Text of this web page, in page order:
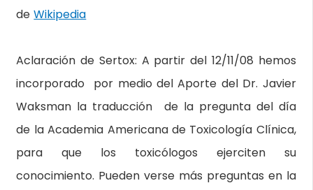
deWikipedia
Aclaración de Sertox: A partir del 12/11/08 hemos
incorporado por medio del Aporte del Dr. Javier
Waksman la traducción de la pregunta del día
de la Academia Americana de Toxicología Clínica,
para que los toxicólogos ejerciten su
conocimiento. Pueden verse más preguntas en la